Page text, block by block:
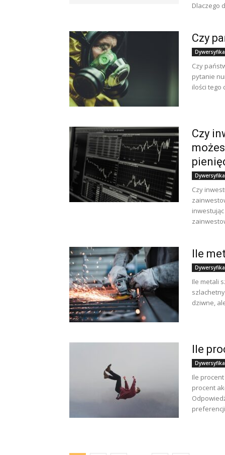
Dlaczego
Czy
Czy
pytanie
ilości tego
Czy
Czy
Ile
Ile metali
dziwne,
Ile
Ile
procent